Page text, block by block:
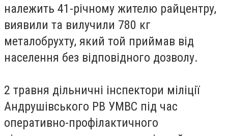
належить 41-річному жителю райцентру,
виявили та вилучили 780 кг
металобрухту, який той приймав від
населення без відповідного дозволу.
2 травня дільничні інспектори міліції
Андрушівського РВ УМВС під час
оперативно-профілактичного